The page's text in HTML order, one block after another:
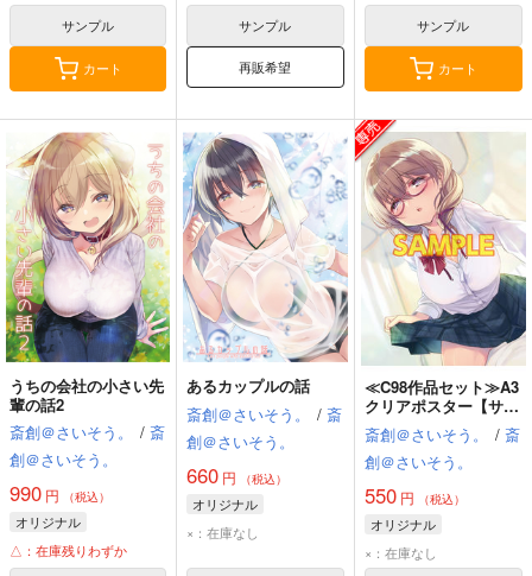
サンプル
カート
サンプル
再販希望
サンプル
カート
うちの会社の小さい先
輩の話2
斎創＠さいそう。
/ 斎
創＠さいそう。
990 円 （税込）
オリジナル
△：在庫残りわずか
あるカップルの話
斎創＠さいそう。
/ 斎
創＠さいそう。
660 円 （税込）
オリジナル
×：在庫なし
≪C98作品セット≫A3
クリアポスター【サー
クル：斎創＠さいそ
う。】
斎創＠さいそう。 / 斎
創＠さいそう。
550円 （税込）
オリジナル
×：在庫なし